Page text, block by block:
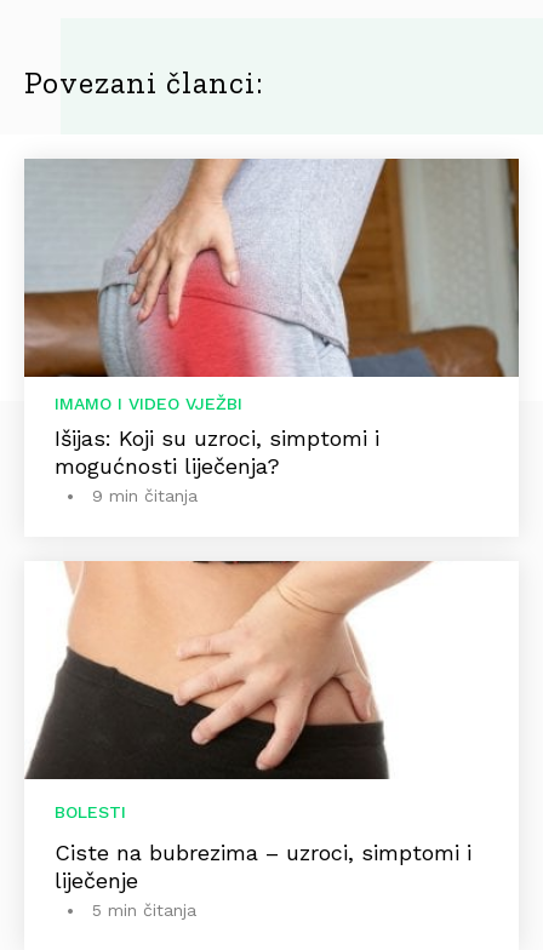
Povezani članci:
IMAMO I VIDEO VJEŽBI
Išijas: Koji su uzroci, simptomi i
mogućnosti liječenja?
9 min čitanja
BOLESTI
Ciste na bubrezima – uzroci, simptomi i
liječenje
5 min čitanja